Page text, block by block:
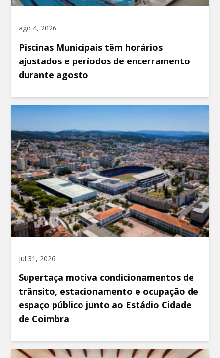
ago 4, 2026
Piscinas Municipais têm horários
ajustados e períodos de encerramento
durante agosto
jul 31, 2026
Supertaça motiva condicionamentos de
trânsito, estacionamento e ocupação de
espaço público junto ao Estádio Cidade
de Coimbra